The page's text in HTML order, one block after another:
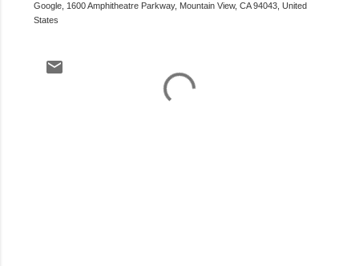
Google, 1600 Amphitheatre Parkway, Mountain View, CA 94043, United
States